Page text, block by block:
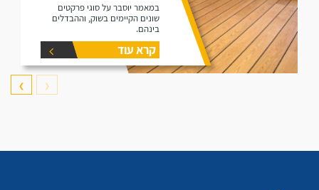
במאמר יוסבר על סוגי פרקטים
שונים הקיימים בשוק, וההבדלים
בינהם.
קרא עוד
❮
❯